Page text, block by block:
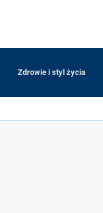
Zdrowie i styl życia